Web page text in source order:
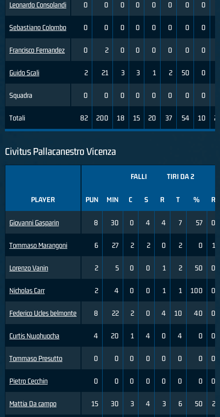
Leonardo Consolandi
Sebastiano Colombo
Francisco Fernandez
Guido Scali
Squadra
Totali
0 0 0 0 0 0 0 0
0 0 0 0 0 0 0 0
0 2 0 0 0 0 0 0
2 21 3 3 1 2 50 0
0 0 0 0 0 0 0 0
82 200 18 15 20 37 54 10
Civitus Pallacanestro Vicenza
PLAYER
Giovanni Gasparin
Tommaso Marangoni
Lorenzo Vanin
Nicholas Carr
Federico Ucles belmonte
Curtis Nwohuocha
Tommaso Presutto
Pietro Cecchin
Mattia Da campo
FALLI TIRI DA 2
PUN MIN C S R T % R
8 30 0 4 4 7 57 0
6 27 2 2 0 2 0 1
2 5 0 0 1 2 50 0
2 4 0 0 1 1 100 0
8 22 2 0 4 10 40 0
4 20 1 4 0 4 0 0
0 0 0 0 0 0 0 0
0 0 0 0 0 0 0 0
15 30 3 4 3 6 50 2